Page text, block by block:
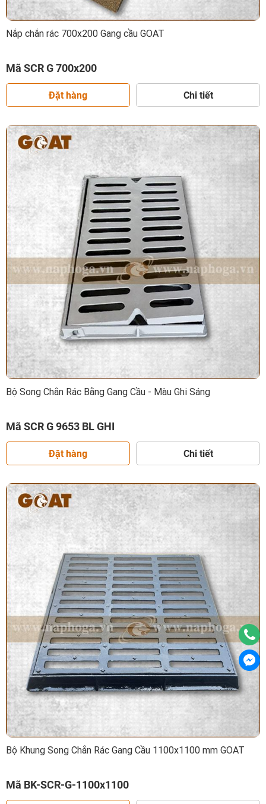
Nắp chắn rác 700x200 Gang cầu GOAT
Mã SCR G 700x200
Đặt hàng Chi tiết
Bộ Song Chắn Rác Bằng Gang Cầu - Màu Ghi Sáng
Mã SCR G 9653 BL GHI
Đặt hàng Chi tiết
Bộ Khung Song Chắn Rác Gang Cầu 1100x1100 mm GOAT
Mã BK-SCR-G-1100x1100